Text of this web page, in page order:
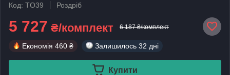
Код: TO39
Роздріб
5 727 ₴/комплект 6 187 ₴/комплект
Економія 460 ₴ Залишилось 32 дні
Купити